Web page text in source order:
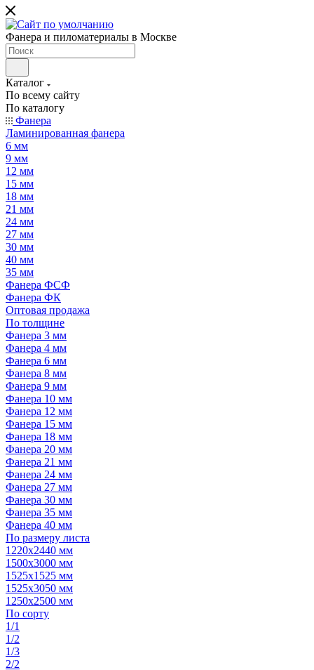
Фанера и пиломатериалы в Москве
Каталог
По всему сайту
По каталогу
Фанера
Ламинированная фанера
6 мм
9 мм
12 мм
15 мм
18 мм
21 мм
24 мм
27 мм
30 мм
40 мм
35 мм
Фанера ФСФ
Фанера ФК
Оптовая продажа
По толщине
Фанера 3 мм
Фанера 4 мм
Фанера 6 мм
Фанера 8 мм
Фанера 9 мм
Фанера 10 мм
Фанера 12 мм
Фанера 15 мм
Фанера 18 мм
Фанера 20 мм
Фанера 21 мм
Фанера 24 мм
Фанера 27 мм
Фанера 30 мм
Фанера 35 мм
Фанера 40 мм
По размеру листа
1220х2440 мм
1500х3000 мм
1525x1525 мм
1525х3050 мм
1250х2500 мм
По сорту
1/1
1/2
1/3
2/2